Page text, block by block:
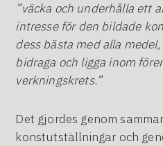
”väcka och underhålla ett
intresse för den bildade
dess bästa med alla
bidraga och ligga inom
verkningskrets.”
Det gjordes genom
konstutställningar och